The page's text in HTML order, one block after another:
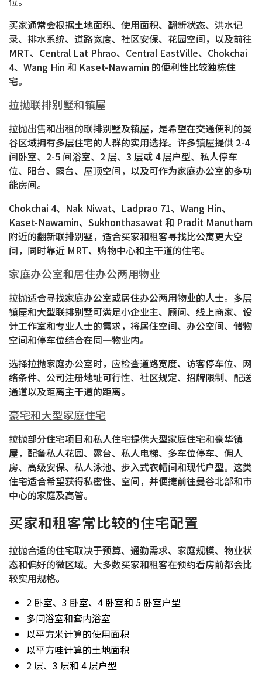
买家通常会根据土地面积、使用面积、翻新状态、洪水记
录、排水系统、道路宽度、社区安保、花园空间，以及前往
MRT、Central Lat Phrao、Central EastVille、Chokchai
4、Wang Hin 和 Kaset-Nawamin 的便利性比较独栋住
宅。
拉抛联排别墅和镇屋
拉抛出售和出租的联排别墅及镇屋，是希望在交通便利的曼
谷区域拥有多层住宅的人群的实用选择。许多镇屋提供 2-4
间卧室、2-5 间浴室、2 层、3 层或 4 层户型、私人停车
位、阳台、露台、屋顶空间，以及可作为家庭办公室的多功
能房间。
Chokchai 4、Nak Niwat、Ladprao 71、Wang Hin、
Kaset-Nawamin、Sukhonthasawat 和 Pradit Manutham
附近的翻新联排别墅，适合买家和租客寻找比公寓更大空
间，同时靠近 MRT、购物中心和主干道的住宅。
家庭办公室和居住办公两用物业
拉抛适合寻找家庭办公室或居住办公两用物业的人士。多层
镇屋和大型联排别墅可满足小企业主、顾问、线上商家、设
计工作室和专业人士的需求，将居住空间、办公空间、储物
空间和停车位结合在同一物业内。
选择拉抛家庭办公室时，应检查道路宽度、访客停车位、网
络条件、公司注册地址可行性、社区规定、招牌限制、配送
通道以及距离主干道的距离。
豪宅和大型家庭住宅
拉抛部分住宅项目和私人住宅提供大型家庭住宅和豪华镇
屋，配备私人花园、露台、私人电梯、多车位停车、佣人
房、高级安保、私人泳池、步入式衣帽间和现代户型。这类
住宅适合希望获得私密性、空间，并便捷前往曼谷北部和市
中心的家庭及高管。
买家和租客常比较的住宅配置
拉抛合适的住宅取决于预算、通勤需求、家庭规模、物业状
态和偏好的微区域。大多数买家和租客在预约看房前都会比
较实用规格。
2 卧室、3 卧室、4 卧室和 5 卧室户型
多间浴室和套内浴室
以平方米计算的使用面积
以平方哇计算的土地面积
2 层、3 层和 4 层户型